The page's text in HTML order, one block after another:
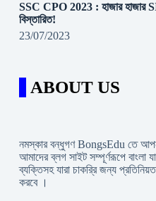
SSC CPO 2023 : হাজার হাজার
বিস্তারিত!
23/07/2023
ABOUT US
নমস্কার বন্ধুগণ BongsEdu তে
আমাদের ব্লগ সাইট সম্পূর্ণরূপে বাংলা
ব্যক্তিসহ যারা চাকরি্র জন্য
করবে ।